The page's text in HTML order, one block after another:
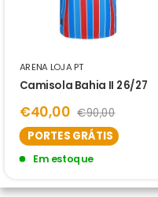
ARENA LOJA PT
Camisola Bahia II 26/27
€40,00 €90,00
PORTES GRÁTIS
Em estoque